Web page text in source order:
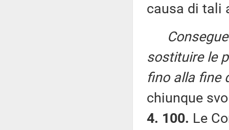
causa di tali
sostituire le
fino alla fine
chiunque
4. 100. Le